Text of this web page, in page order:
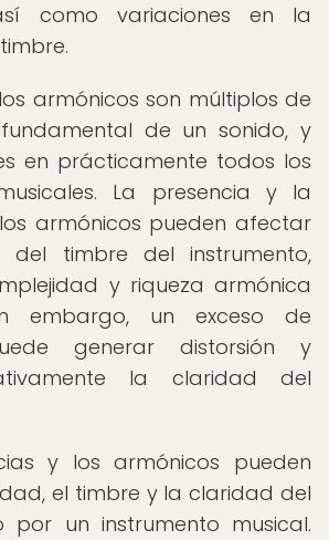
como variaciones en la
armónicos son múltiplos de
de un sonido, y
en prácticamente todos los
La presencia y la
armónicos pueden afectar
del timbre del instrumento,
y riqueza armónica
embargo, un exceso de
generar distorsión y
la claridad del
y los armónicos pueden
el timbre y la claridad del
por un instrumento musical.